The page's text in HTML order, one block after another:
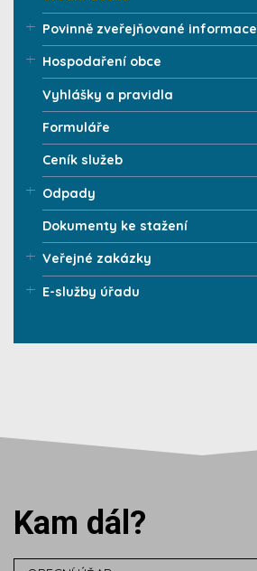
Povinně zveřejňované informace
Hospodaření obce
Vyhlášky a pravidla
Formuláře
Ceník služeb
Odpady
Dokumenty ke stažení
Veřejné zakázky
E-služby úřadu
Kam dál?